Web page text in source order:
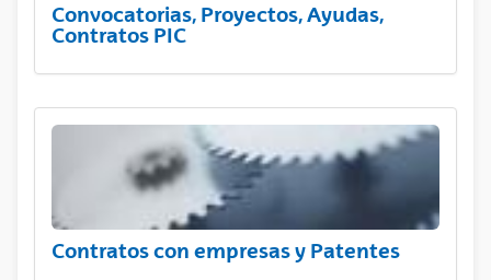
Convocatorias, Proyectos, Ayudas,
Contratos PIC
Contratos con empresas y Patentes